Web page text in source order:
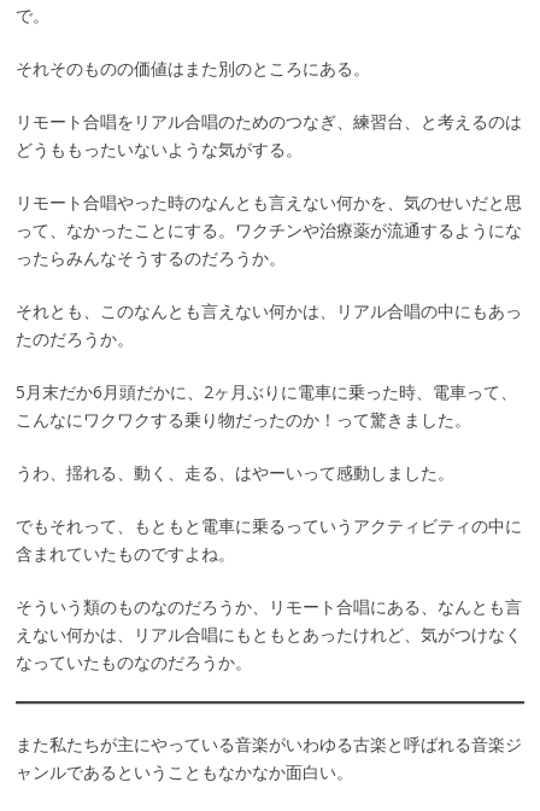
で。
それそのものの価値はまた別のところにある。
リモート合唱をリアル合唱のためのつなぎ、練習台、と考えるのは
どうももったいないような気がする。
リモート合唱やった時のなんとも言えない何かを、気のせいだと思
って、なかったことにする。ワクチンや治療薬が流通するようにな
ったらみんなそうするのだろうか。
それとも、このなんとも言えない何かは、リアル合唱の中にもあっ
たのだろうか。
5月末だか6月頭だかに、2ヶ月ぶりに電車に乗った時、電車って、
こんなにワクワクする乗り物だったのか！って驚きました。
うわ、揺れる、動く、走る、はやーいって感動しました。
でもそれって、もともと電車に乗るっていうアクティビティの中に
含まれていたものですよね。
そういう類のものなのだろうか、リモート合唱にある、なんとも言
えない何かは、リアル合唱にもともとあったけれど、気がつけなく
なっていたものなのだろうか。
また私たちが主にやっている音楽がいわゆる古楽と呼ばれる音楽ジ
ャンルであるということもなかなか面白い。